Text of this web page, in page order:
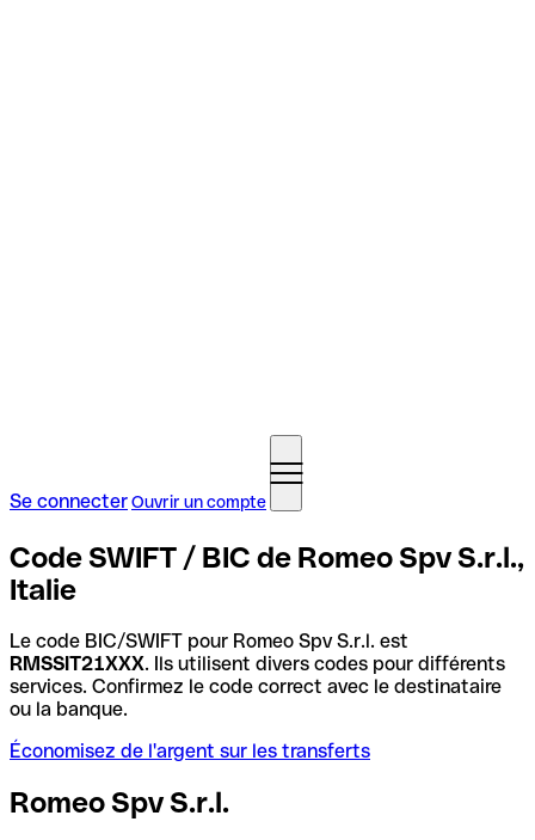
Se connecterOuvrir un compte
Code SWIFT / BIC de Romeo Spv S.r.l.,
Italie
Le code BIC/SWIFT pour Romeo Spv S.r.l. est
RMSSIT21XXX. Ils utilisent divers codes pour différents
services. Confirmez le code correct avec le destinataire
ou la banque.
Économisez de l'argent sur les transferts
Romeo Spv S.r.l.